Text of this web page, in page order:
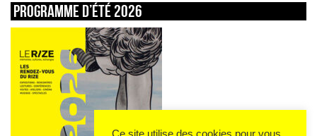
Programme d’été 2026